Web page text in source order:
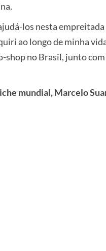
los nesta empreitada
ao longo de minha
shop no Brasil, junto
mundial, Marcelo